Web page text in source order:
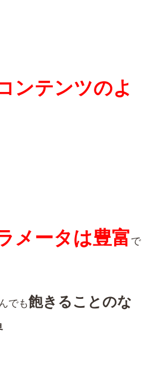
ンテンツのよ
メータは豊富で
でも飽きることのな